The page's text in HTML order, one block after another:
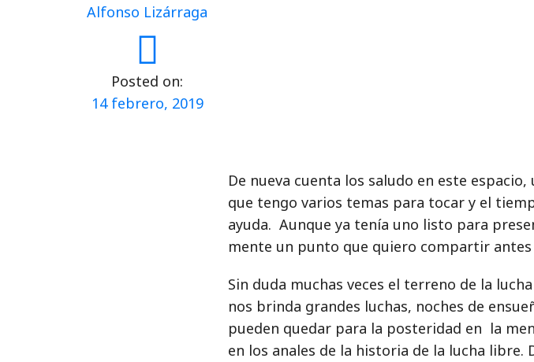
Alfonso Lizárraga
Posted on:
14 febrero, 2019
De nueva cuenta los saludo en este
que tengo varios temas para tocar y el
ayuda. Aunque ya tenía uno listo para
mente un punto que quiero compartir antes
Sin duda muchas veces el terreno de la
nos brinda grandes luchas, noches de
pueden quedar para la posteridad en la
en los anales de la historia de la lucha libre.